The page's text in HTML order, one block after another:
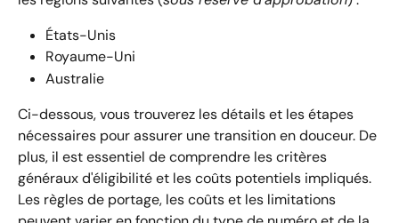
États-Unis
Royaume-Uni
Australie
Ci-dessous, vous trouverez les détails et les étapes
nécessaires pour assurer une transition en douceur. De
plus, il est essentiel de comprendre les critères
généraux d'éligibilité et les coûts potentiels impliqués.
Les règles de portage, les coûts et les limitations